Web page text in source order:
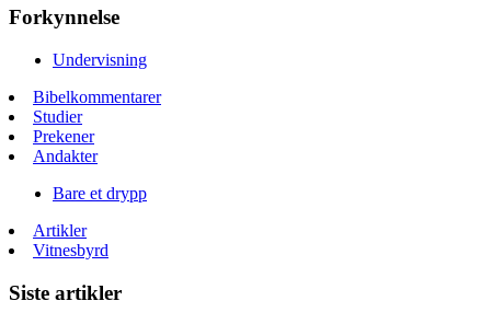
Forkynnelse
Undervisning
Bibelkommentarer
Studier
Prekener
Andakter
Bare et drypp
Artikler
Vitnesbyrd
Siste artikler